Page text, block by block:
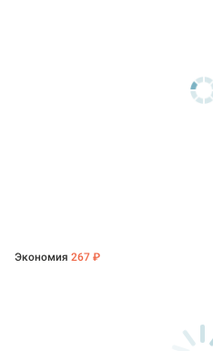
Экономия 267 ₽